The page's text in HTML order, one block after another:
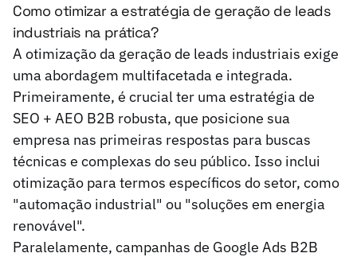
Como otimizar a estratégia de geração de leads
industriais na prática?
A otimização da geração de leads industriais exige
uma abordagem multifacetada e integrada.
Primeiramente, é crucial ter uma estratégia de
SEO + AEO B2B robusta, que posicione sua
empresa nas primeiras respostas para buscas
técnicas e complexas do seu público. Isso inclui
otimização para termos específicos do setor, como
"automação industrial" ou "soluções em energia
renovável".
Paralelamente, campanhas de Google Ads B2B